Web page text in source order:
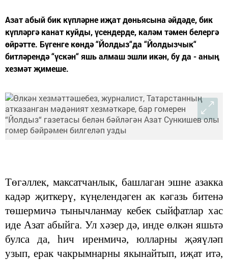
Азат абый бик күпләрне иҗат дөньясына әйдәде, бик
күпләргә канат куйды, үсендерде, каләм тәмен белергә
өйрәтте. Бүгенге көндә “Йолдыз“да “Йолдызчык“
битләрендә “үскән“ яшь алмаш эшли икән, бу да - аның
хезмәт җимеше.
Төгәллек, максатчанлык, башлаган эшне азакка
кадәр җиткерү, күңелендәген ак кәгазь битенә
төшермичә тынычланмау кебек сыйфатлар хас
иде Азат абыйга. Ул хәзер дә, инде өлкән яшьтә
булса да, һич иренмичә, юлларны җәяүләп
узып, ерак чакрымнарны якынайтып, иҗат итә,